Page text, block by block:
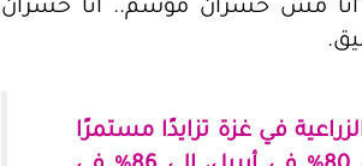
مش خسران موسم.. أنا خسران
في غزة تزايدًا مستمرًا